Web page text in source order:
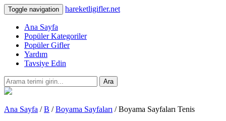
Toggle navigation hareketligifler.net
Ana Sayfa
Popüler Kategoriler
Popüler Gifler
Yardım
Tavsiye Edin
Ara
Ana Sayfa /B /Boyama Sayfaları / Boyama Sayfaları Tenis